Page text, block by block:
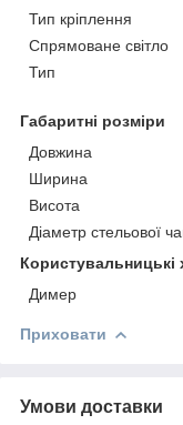
Тип кріплення
Спрямоване світло
Тип
Габаритні розміри
Довжина
Ширина
Висота
Діаметр стельової
Користувальницькі
Димер
Приховати
Умови доставки